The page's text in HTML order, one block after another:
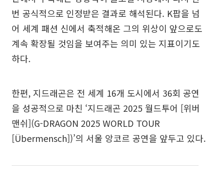
번 공식적으로 인정받은 결과로 해석된다. K팝을 넘
어 세계 패션 신에서 축적해온 그의 위상이 앞으로도
계속 확장될 것임을 보여주는 의미 있는 지표이기도
하다.
한편, 지드래곤은 전 세계 16개 도시에서 36회 공연
을 성공적으로 마친 ‘지드래곤 2025 월드투어 [위버
맨쉬](G-DRAGON 2025 WORLD TOUR
[Übermensch])’의 서울 앙코르 공연을 앞두고 있다.